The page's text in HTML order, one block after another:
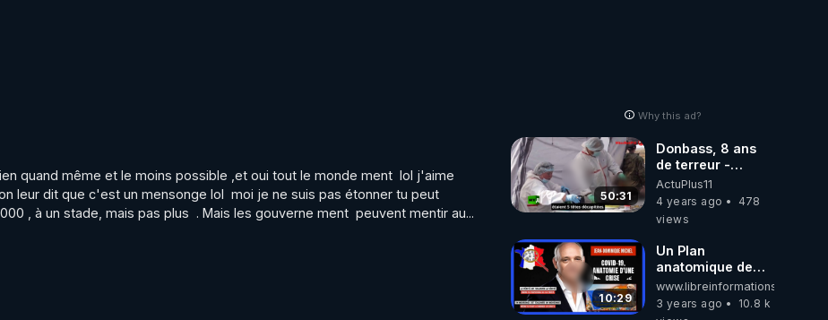
quand même et le moins possible ,et oui tout le monde ment  lol j'aime
leur dit que c'est un mensonge lol  moi je ne suis pas étonner tu peut
, à un stade, mais pas plus  . Mais les gouverne ment  peuvent mentir au...
Why this ad?
50:31
Donbass, 8 ans
de terreur -
Complémentaire
au reportage
d'Anne-Laure
ActuPlus11
4 years ago
478
views
10:29
Un Plan
anatomique de
Dépopulation qui
ne fait plus aucun
do
www.libreinformations.be
3 years ago
10.8 k